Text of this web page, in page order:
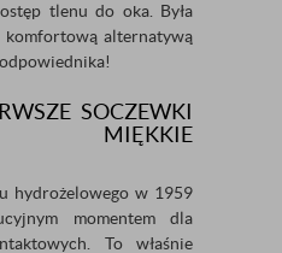
tlenu do oka. Była
komfortową alternatywą
SOCZEWKI
MIĘKKIE
hydrożelowego w 1959
momentem dla
To właśnie